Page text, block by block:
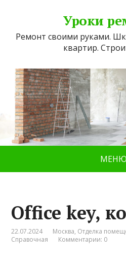
Уроки
Ремонт своими руками.
квартир.
МЕНЮ
Office key,
22.07.2024 Москва, Отделка
Справочная
Комментарии: 0